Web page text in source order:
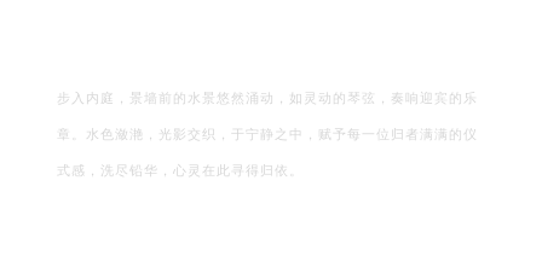
步入内庭，景墙前的水景悠然涌动，如灵动的琴弦，奏响迎宾的乐
章。水色潋滟，光影交织，于宁静之中，赋予每一位归者满满的仪
式感，洗尽铅华，心灵在此寻得归依。